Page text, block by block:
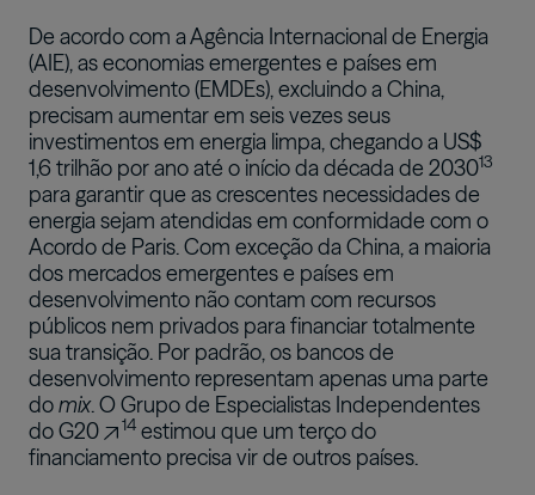
De acordo com a Agência Internacional de Energia
(AIE), as economias emergentes e países em
desenvolvimento (EMDEs), excluindo a China,
precisam aumentar em seis vezes seus
investimentos em energia limpa, chegando a US$
1,6 trilhão por ano até o início da década de 203013
para garantir que as crescentes necessidades de
energia sejam atendidas em conformidade com o
Acordo de Paris. Com exceção da China, a maioria
dos mercados emergentes e países em
desenvolvimento não contam com recursos
públicos nem privados para financiar totalmente
sua transição. Por padrão, os bancos de
desenvolvimento representam apenas uma parte
domix. O Grupo de Especialistas Independentes
do G20
14estimou que um terço do
financiamento precisa vir de outros países.